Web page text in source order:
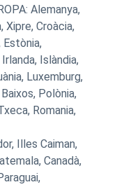
Alemanya,
Xipre, Croàcia,
Estònia,
Islàndia,
Luxemburg,
Polònia,
Romania,
Illes Caiman,
Canadà,